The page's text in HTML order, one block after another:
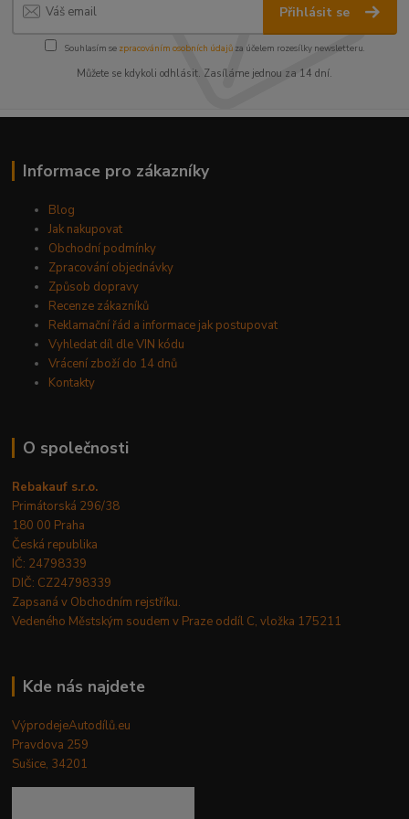
Přihlásit se
Souhlasím se zpracováním osobních údajůza účelem rozesílky newsletteru.
Můžete se kdykoli odhlásit. Zasíláme jednou za 14 dní.
Informace pro zákazníky
Blog
Jak nakupovat
Obchodní podmínky
Zpracování objednávky
Způsob dopravy
Recenze zákazníků
Reklamační řád a informace jak postupovat
Vyhledat díl dle VIN kódu
Vrácení zboží do 14 dnů
Kontakty
O společnosti
Rebakauf s.r.o.
Primátorská 296/38
180 00 Praha
Česká republika
IČ: 24798339
DIČ: CZ24798339
Zapsaná v Obchodním rejstříku.
Vedeného Městským soudem v Praze oddíl C, vložka 175211
Kde nás najdete
VýprodejeAutodílů.eu
Pravdova 259
Sušice, 34201